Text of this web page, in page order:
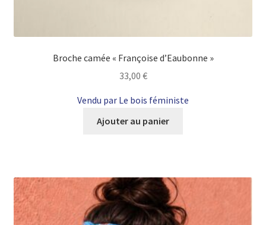
Broche camée « Françoise d’Eaubonne »
33,00 €
Vendu par Le bois féministe
Ajouter au panier